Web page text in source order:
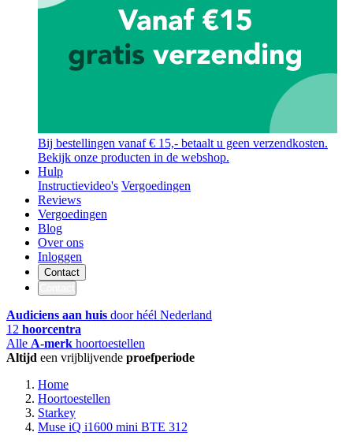
Bij bestellingen vanaf € 15,- betaalt u geen verzendkosten.
Bekijk onze producten in de webshop.
Hulp
Instructievideo's Vergoedingen
Reviews
Vergoedingen
Blog
Over ons
Inloggen
Contact
Audiciens aan huis door héél Nederland
12 hoorcentra
Alle A-merk hoortoestellen
Altijd een vrijblijvende proefperiode
Home
Hoortoestellen
Starkey
Muse iQ i1600 mini BTE 312